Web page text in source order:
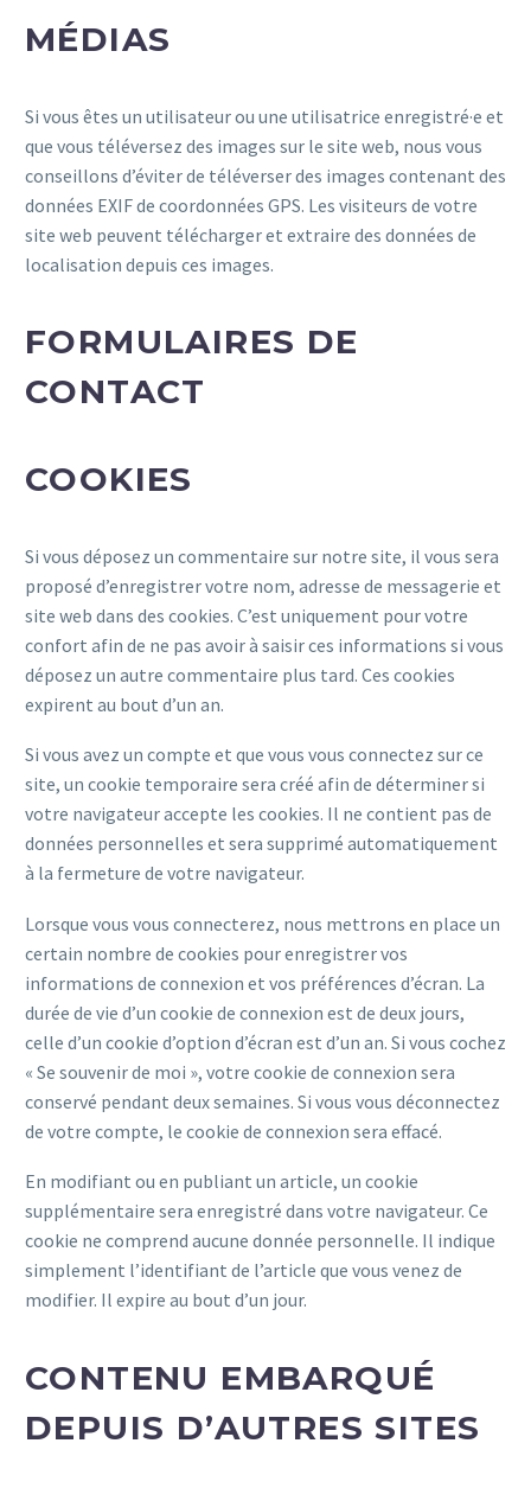
MÉDIAS
Si vous êtes un utilisateur ou une utilisatrice enregistré·e et
que vous téléversez des images sur le site web, nous vous
conseillons d’éviter de téléverser des images contenant des
données EXIF de coordonnées GPS. Les visiteurs de votre
site web peuvent télécharger et extraire des données de
localisation depuis ces images.
FORMULAIRES DE
CONTACT
COOKIES
Si vous déposez un commentaire sur notre site, il vous sera
proposé d’enregistrer votre nom, adresse de messagerie et
site web dans des cookies. C’est uniquement pour votre
confort afin de ne pas avoir à saisir ces informations si vous
déposez un autre commentaire plus tard. Ces cookies
expirent au bout d’un an.
Si vous avez un compte et que vous vous connectez sur ce
site, un cookie temporaire sera créé afin de déterminer si
votre navigateur accepte les cookies. Il ne contient pas de
données personnelles et sera supprimé automatiquement
à la fermeture de votre navigateur.
Lorsque vous vous connecterez, nous mettrons en place un
certain nombre de cookies pour enregistrer vos
informations de connexion et vos préférences d’écran. La
durée de vie d’un cookie de connexion est de deux jours,
celle d’un cookie d’option d’écran est d’un an. Si vous cochez
« Se souvenir de moi », votre cookie de connexion sera
conservé pendant deux semaines. Si vous vous déconnectez
de votre compte, le cookie de connexion sera effacé.
En modifiant ou en publiant un article, un cookie
supplémentaire sera enregistré dans votre navigateur. Ce
cookie ne comprend aucune donnée personnelle. Il indique
simplement l’identifiant de l’article que vous venez de
modifier. Il expire au bout d’un jour.
CONTENU EMBARQUÉ
DEPUIS D’AUTRES SITES